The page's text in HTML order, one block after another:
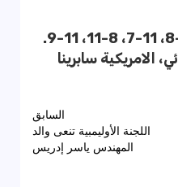
وجاءت نتيجة الأشواط 11-8، 11-7، 8-11، 11-9.
الامريكية سابرينا
السابق
اللجنة الأوليمبية تنعى والد
المهندس ياسر إدريس